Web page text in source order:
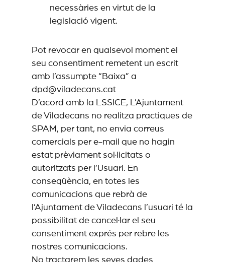
necessàries en virtut de la
legislació vigent.
Pot revocar en qualsevol moment el
seu consentiment remetent un escrit
amb l’assumpte “Baixa” a
dpd@viladecans.cat
D’acord amb la LSSICE, L’Ajuntament
de Viladecans no realitza practiques de
SPAM, per tant, no envia correus
comercials per e-mail que no hagin
estat prèviament sol·licitats o
autoritzats per l’Usuari. En
conseqüència, en totes les
comunicacions que rebrà de
l’Ajuntament de Viladecans l’usuari té la
possibilitat de cancel·lar el seu
consentiment exprés per rebre les
nostres comunicacions.
No tractarem les seves dades